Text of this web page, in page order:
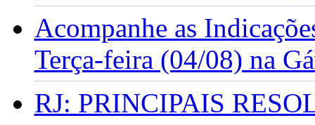
Acompanhe as
Terça-feira (04/08) na
RJ: PRINCIPAIS